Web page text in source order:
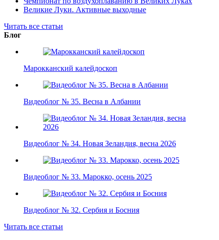
Великие Луки. Активные выходные
Читать все статьи
Блог
Марокканский калейдоскоп
Видеоблог № 35. Весна в Албании
Видеоблог № 34. Новая Зеландия, весна 2026
Видеоблог № 33. Марокко, осень 2025
Видеоблог № 32. Сербия и Босния
Читать все статьи